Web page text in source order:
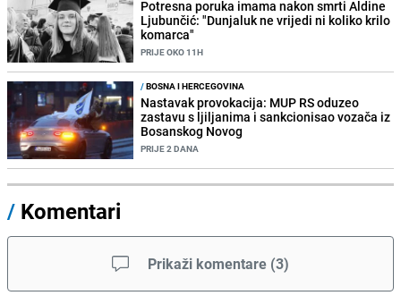
Potresna poruka imama nakon smrti Aldine
Ljubunčić: "Dunjaluk ne vrijedi ni koliko krilo
komarca"
PRIJE OKO 11H
/BOSNA I HERCEGOVINA
Nastavak provokacija: MUP RS oduzeo
zastavu s ljiljanima i sankcionisao vozača iz
Bosanskog Novog
PRIJE 2 DANA
/ Komentari
Prikaži komentare (3)